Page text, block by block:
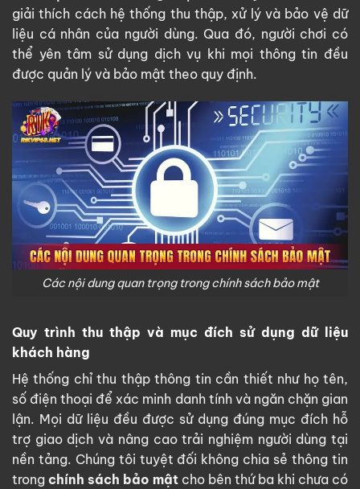
giải thích cách hệ thống thu thập, xử lý và bảo vệ dữ
liệu cá nhân của người dùng. Qua đó, người chơi có
thể yên tâm sử dụng dịch vụ khi mọi thông tin đều
được quản lý và bảo mật theo quy định.
Các nội dung quan trọng trong chính sách bảo mật
Quy trình thu thập và mục đích sử dụng dữ liệu
khách hàng
Hệ thống chỉ thu thập thông tin cần thiết như họ tên,
số điện thoại để xác minh danh tính và ngăn chặn gian
lận. Mọi dữ liệu đều được sử dụng đúng mục đích hỗ
trợ giao dịch và nâng cao trải nghiệm người dùng tại
nền tảng. Chúng tôi tuyệt đối không chia sẻ thông tin
trong chính sách bảo mật cho bên thứ ba khi chưa có